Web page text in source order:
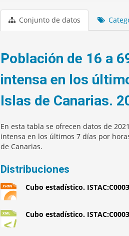
Conjunto de datos
Población de 16 a
intensa en los
Islas de Canarias.
En esta tabla se ofrecen datos de
intensa en los últimos 7 días por
de Canarias.
Distribuciones
Cubo estadístico.
Cubo estadístico.